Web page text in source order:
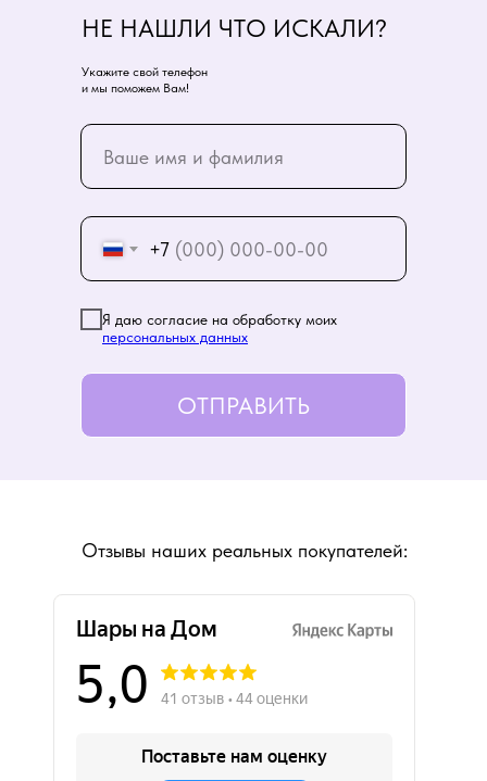
+7
Я даю согласие на обработку моих
персональных данных
ОТПРАВИТЬ
НЕ НАШЛИ ЧТО ИСКАЛИ?
Укажите свой телефон
и мы поможем Вам!
Отзывы наших реальных покупателей: